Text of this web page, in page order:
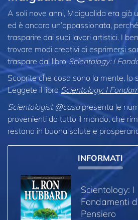
A soli nove anni, Maigualida era già
ed è ancora un’appassionata,
trasparire dai suoi lavori artistici. I
trovare modi creativi di esprimersi
traspare dal libroScientology: I
Scoprite che cosa sono la mente, lo
Leggete il libro Scientology: I
Scientologist @casapresenta le
provenienti da tutto il mondo, che
restano in buona salute e
INFORMATI
Scientology: I
Fondamenti
Pensiero